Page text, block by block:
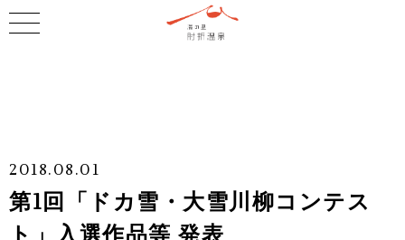
2018.08.01
第1回「ドカ雪・大雪川柳コンテス